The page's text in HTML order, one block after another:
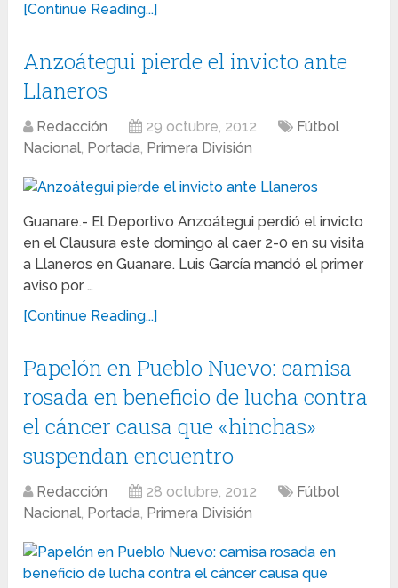
[Continue Reading...]
Anzoátegui pierde el invicto ante
Llaneros
Redacción 29 octubre, 2012
Fútbol
Nacional, Portada, Primera División
Guanare.- El Deportivo Anzoátegui perdió el invicto
en el Clausura este domingo al caer 2-0 en su visita
a Llaneros en Guanare. Luis García mandó el primer
aviso por …
[Continue Reading...]
Papelón en Pueblo Nuevo: camisa
rosada en beneficio de lucha contra
el cáncer causa que «hinchas»
suspendan encuentro
Redacción 28 octubre, 2012
Fútbol
Nacional, Portada, Primera División